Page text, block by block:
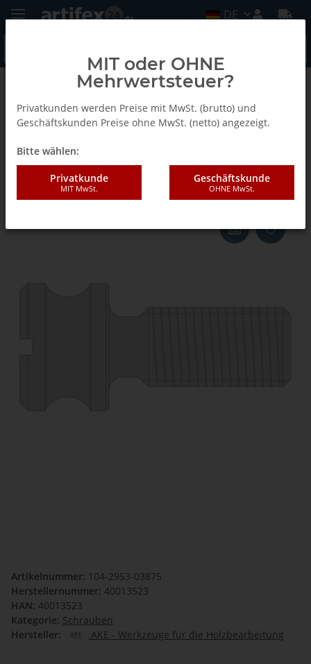
DE
Zurück zur Liste Schrauben
AKE SPEZIAL-LÄNGEN-
EINSTELLSCHRAUBE M5x17
Artikelnummer: 104-2953-03875
Herstellernummer: 40013523
HAN: 40013523
Kategorie: Schrauben
Hersteller:
AKE - Werkzeuge für die Holzbearbeitung
MIT oder OHNE
Mehrwertsteuer?
Privatkunden werden Preise mit MwSt. (brutto) und
Geschäftskunden Preise ohne MwSt. (netto) angezeigt.
Bitte wählen:
Privatkunde
MIT MwSt.
Geschäftskunde
OHNE MwSt.